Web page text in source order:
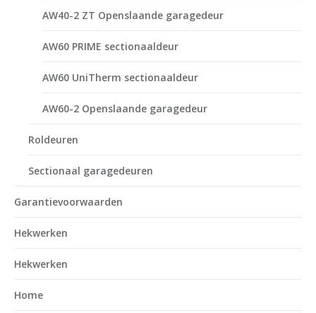
AW40-2 ZT Openslaande garagedeur
AW60 PRIME sectionaaldeur
AW60 UniTherm sectionaaldeur
AW60-2 Openslaande garagedeur
Roldeuren
Sectionaal garagedeuren
Garantievoorwaarden
Hekwerken
Hekwerken
Home